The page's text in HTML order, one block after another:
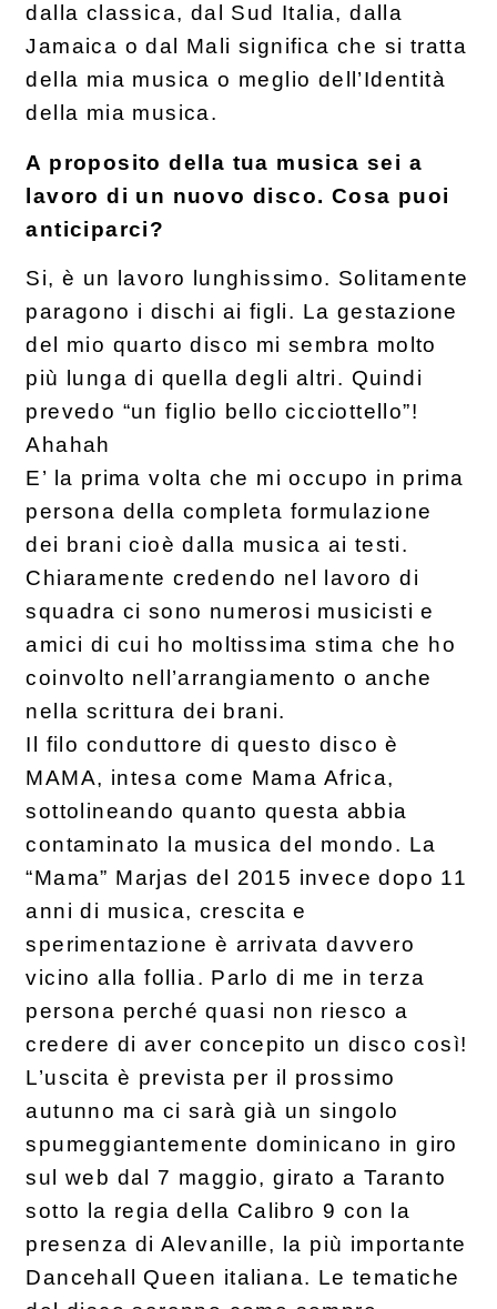
dalla classica, dal Sud Italia, dalla
Jamaica o dal Mali significa che si tratta
della mia musica o meglio dell’Identità
della mia musica.
A proposito della tua musica sei a
lavoro di un nuovo disco. Cosa puoi
anticiparci?
Si, è un lavoro lunghissimo. Solitamente
paragono i dischi ai figli. La gestazione
del mio quarto disco mi sembra molto
più lunga di quella degli altri. Quindi
prevedo “un figlio bello cicciottello”!
Ahahah
E’ la prima volta che mi occupo in prima
persona della completa formulazione
dei brani cioè dalla musica ai testi.
Chiaramente credendo nel lavoro di
squadra ci sono numerosi musicisti e
amici di cui ho moltissima stima che ho
coinvolto nell’arrangiamento o anche
nella scrittura dei brani.
Il filo conduttore di questo disco è
MAMA, intesa come Mama Africa,
sottolineando quanto questa abbia
contaminato la musica del mondo. La
“Mama” Marjas del 2015 invece dopo 11
anni di musica, crescita e
sperimentazione è arrivata davvero
vicino alla follia. Parlo di me in terza
persona perché quasi non riesco a
credere di aver concepito un disco così!
L’uscita è prevista per il prossimo
autunno ma ci sarà già un singolo
spumeggiantemente dominicano in giro
sul web dal 7 maggio, girato a Taranto
sotto la regia della Calibro 9 con la
presenza di Alevanille, la più importante
Dancehall Queen italiana. Le tematiche